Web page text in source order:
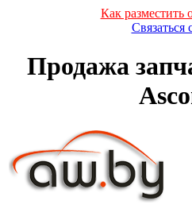
Как разместить
Связаться
Продажа